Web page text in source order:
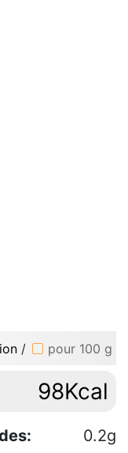
/ pour 100 g
98Kcal
0.2g